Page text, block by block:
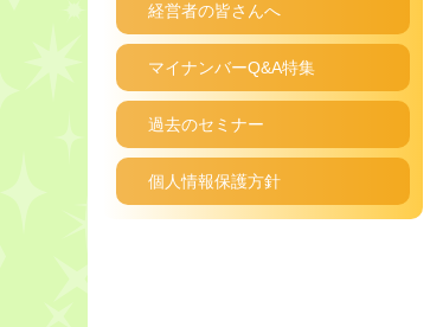
経営者の皆さんへ
マイナンバーQ&A特集
過去のセミナー
個人情報保護方針